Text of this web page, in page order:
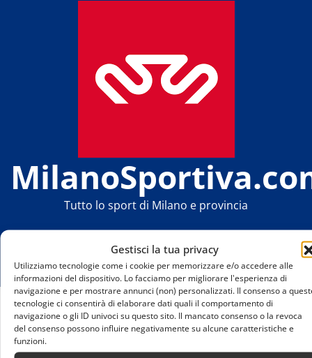
Gestisci la tua privacy
Utilizziamo tecnologie come i cookie per memorizzare e/o accedere alle
informazioni del dispositivo. Lo facciamo per migliorare l'esperienza di
navigazione e per mostrare annunci (non) personalizzati. Il consenso a
tecnologie ci consentirà di elaborare dati quali il comportamento di
navigazione o gli ID univoci su questo sito. Il mancato consenso o la revoca
del consenso possono influire negativamente su alcune caratteristiche e
funzioni.
Tutto lo sport di Milano e provincia
Home
Università Statale di Milano trionfa ai campionati
nazionali di sci degli atenei